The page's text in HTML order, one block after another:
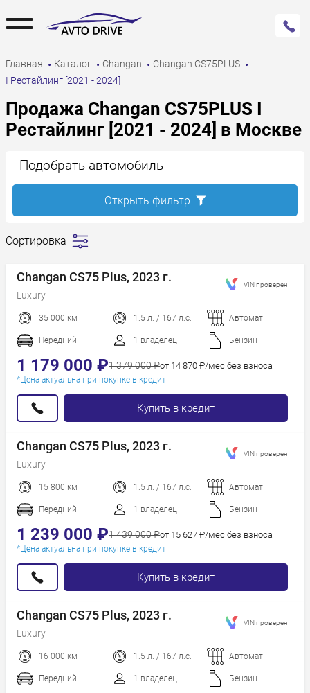
Главная Каталог Changan
Changan CS75PLUS
I Рестайлинг [2021 - 2024]
Продажа Changan CS75PLUS I
Рестайлинг [2021 - 2024] в Москве
Сортировка
дешевле
Сначала
дороже
Пробег
Год новее
Год старше
Changan CS75 Plus, 2023 г.
Luxury
35 000 км 1.5 л. / 167 л.с. Автомат
Передний 1 владелец Бензин
1 179 000 ₽1 379 000 ₽от 14 870 ₽/мес без взноса
*Цена актуальна при покупке в кредит
Купить в кредит
VIN проверен
Changan CS75 Plus, 2023 г.
Luxury
15 800 км 1.5 л. / 167 л.с. Автомат
Передний 1 владелец Бензин
1 239 000 ₽1 439 000 ₽от 15 627 ₽/мес без взноса
*Цена актуальна при покупке в кредит
Купить в кредит
VIN проверен
Changan CS75 Plus, 2023 г.
Luxury
16 000 км 1.5 л. / 167 л.с. Автомат
Передний 1 владелец Бензин
VIN проверен
Подобрать автомобиль
Открыть фильтр